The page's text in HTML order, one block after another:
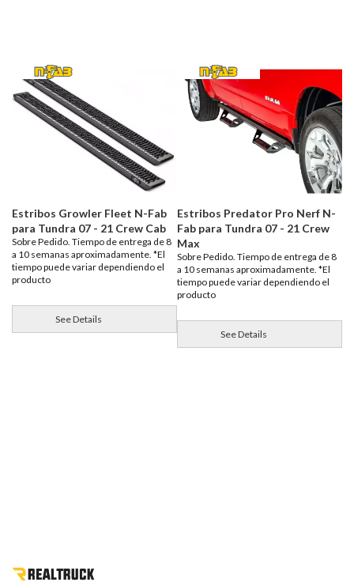
Estribos Growler Fleet N-Fab
para Tundra 07 - 21 Crew Cab
Sobre Pedido. Tiempo de entrega de 8
a 10 semanas aproximadamente. *El
tiempo puede variar dependiendo el
producto
See Details
Estribos Predator Pro Nerf N-
Fab para Tundra 07 - 21 Crew
Max
Sobre Pedido. Tiempo de entrega de 8
a 10 semanas aproximadamente. *El
tiempo puede variar dependiendo el
producto
See Details